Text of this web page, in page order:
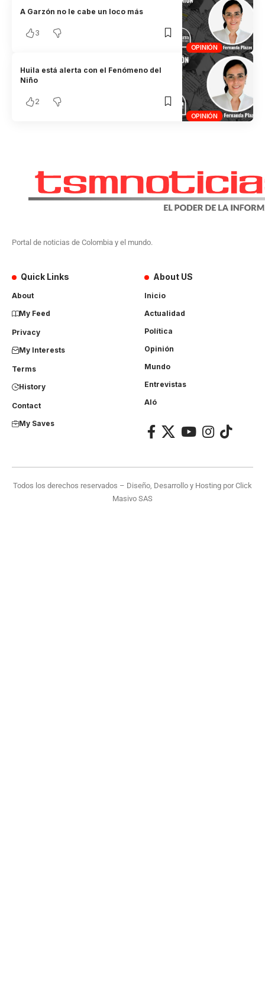
OPINIÓN
A Garzón no le cabe un loco más
3
OPINIÓN
Huila está alerta con el Fenómeno del
Niño
2
Portal de noticias de Colombia y el mundo.
Quick Links
About
My Feed
Privacy
My Interests
Terms
History
Contact
My Saves
About US
Inicio
Actualidad
Política
Opinión
Mundo
Entrevistas
Aló
Todos los derechos reservados – Diseño, Desarrollo y Hosting porClick
Masivo SAS